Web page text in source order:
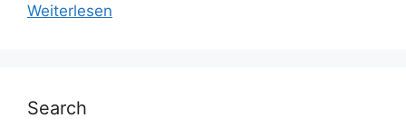
Weiterlesen
Search